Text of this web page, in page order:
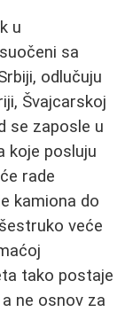
u
sa
odlučuju
Švajcarskoj
se zaposle u
koje posluju
rade
kamiona do
veće
tako postaje
ne osnov za